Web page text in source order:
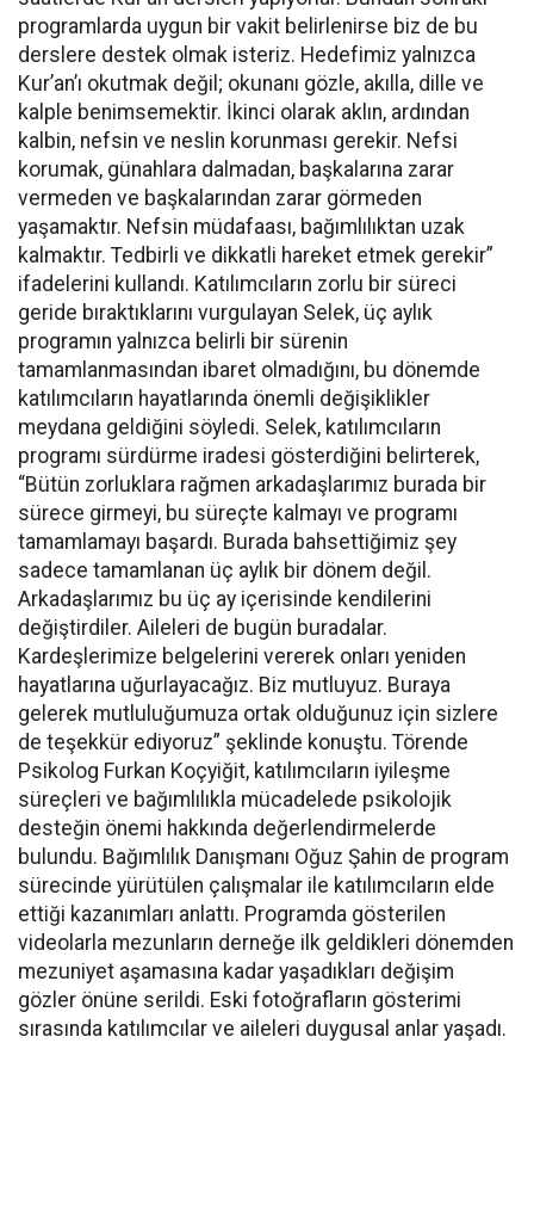
programlarda uygun bir vakit belirlenirse biz de bu
derslere destek olmak isteriz. Hedefimiz yalnızca
Kur’an’ı okutmak değil; okunanı gözle, akılla, dille ve
kalple benimsemektir. İkinci olarak aklın, ardından
kalbin, nefsin ve neslin korunması gerekir. Nefsi
korumak, günahlara dalmadan, başkalarına zarar
vermeden ve başkalarından zarar görmeden
yaşamaktır. Nefsin müdafaası, bağımlılıktan uzak
kalmaktır. Tedbirli ve dikkatli hareket etmek gerekir”
ifadelerini kullandı. Katılımcıların zorlu bir süreci
geride bıraktıklarını vurgulayan Selek, üç aylık
programın yalnızca belirli bir sürenin
tamamlanmasından ibaret olmadığını, bu dönemde
katılımcıların hayatlarında önemli değişiklikler
meydana geldiğini söyledi. Selek, katılımcıların
programı sürdürme iradesi gösterdiğini belirterek,
“Bütün zorluklara rağmen arkadaşlarımız burada bir
sürece girmeyi, bu süreçte kalmayı ve programı
tamamlamayı başardı. Burada bahsettiğimiz şey
sadece tamamlanan üç aylık bir dönem değil.
Arkadaşlarımız bu üç ay içerisinde kendilerini
değiştirdiler. Aileleri de bugün buradalar.
Kardeşlerimize belgelerini vererek onları yeniden
hayatlarına uğurlayacağız. Biz mutluyuz. Buraya
gelerek mutluluğumuza ortak olduğunuz için sizlere
de teşekkür ediyoruz” şeklinde konuştu. Törende
Psikolog Furkan Koçyiğit, katılımcıların iyileşme
süreçleri ve bağımlılıkla mücadelede psikolojik
desteğin önemi hakkında değerlendirmelerde
bulundu. Bağımlılık Danışmanı Oğuz Şahin de program
sürecinde yürütülen çalışmalar ile katılımcıların elde
ettiği kazanımları anlattı. Programda gösterilen
videolarla mezunların derneğe ilk geldikleri dönemden
mezuniyet aşamasına kadar yaşadıkları değişim
gözler önüne serildi. Eski fotoğrafların gösterimi
sırasında katılımcılar ve aileleri duygusal anlar yaşadı.